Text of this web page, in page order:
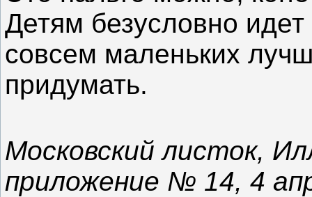
Детям безусловно
совсем маленьких
придумать.
Московский листок,
приложение № 14, 4